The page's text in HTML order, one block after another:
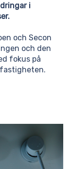
i
och Secon
och den
fokus på